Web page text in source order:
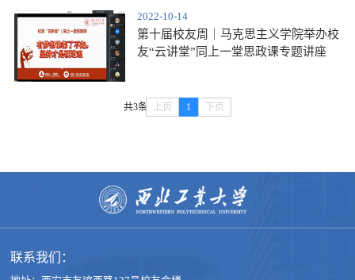
2022-10-14
第十届校友周｜马克思主义学院举办校
友“云讲堂”同上一堂思政课专题讲座
共3条 上页 1 下页
联系我们：